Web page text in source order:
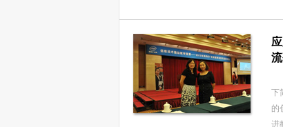
下
的
进